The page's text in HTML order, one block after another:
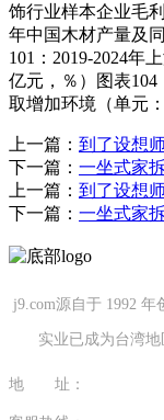
饰行业样本企业毛
年中国木材产量及
101：2019-2024年
亿元，％）图表104
取增加环境（单元
上一篇： 到了设想
下一篇： 一坐式家
上一篇： 到了设想
下一篇： 一坐式家
j9.com源自于 1992
实业已成为台湾
地 址：